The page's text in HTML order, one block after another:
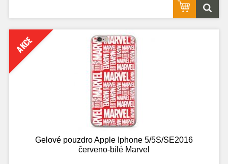
AKCE
Gelové pouzdro Apple Iphone 5/5S/SE2016
červeno-bílé Marvel